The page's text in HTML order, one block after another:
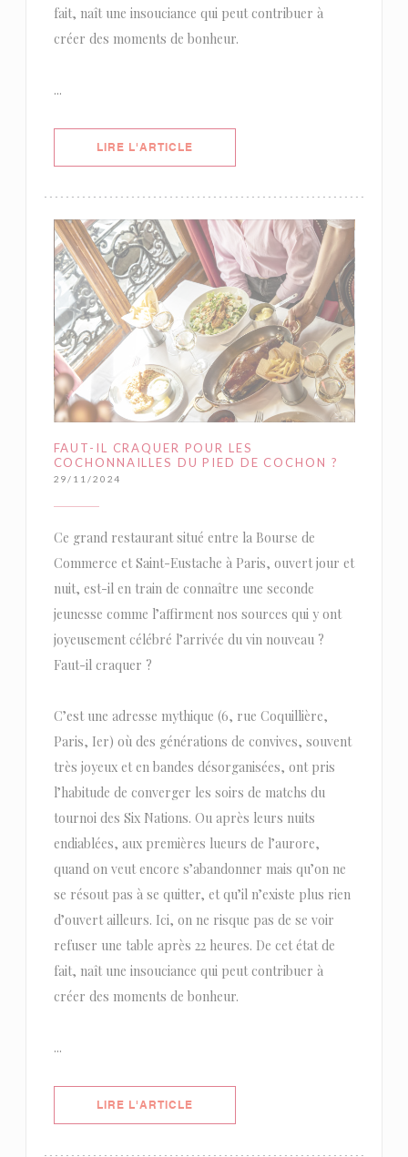
fait, naît une insouciance qui peut contribuer à
créer des moments de bonheur.
...
LIRE L'ARTICLE((OUVRE UNE NOUVELLE
FAUT-IL CRAQUER POUR LES
COCHONNAILLES DU PIED DE COCHON ?
29/11/2024
Ce grand restaurant situé entre la Bourse de
Commerce et Saint-Eustache à Paris, ouvert jour et
nuit, est-il en train de connaître une seconde
jeunesse comme l’affirment nos sources qui y ont
joyeusement célébré l’arrivée du vin nouveau ?
Faut-il craquer ?
C’est une adresse mythique (6, rue Coquillière,
Paris, Ier) où des générations de convives, souvent
très joyeux et en bandes désorganisées, ont pris
l’habitude de converger les soirs de matchs du
tournoi des Six Nations. Ou après leurs nuits
endiablées, aux premières lueurs de l’aurore,
quand on veut encore s’abandonner mais qu’on ne
se résout pas à se quitter, et qu’il n’existe plus rien
d’ouvert ailleurs. Ici, on ne risque pas de se voir
refuser une table après 22 heures. De cet état de
fait, naît une insouciance qui peut contribuer à
créer des moments de bonheur.
...
LIRE L'ARTICLE((OUVRE UNE NOUVELLE